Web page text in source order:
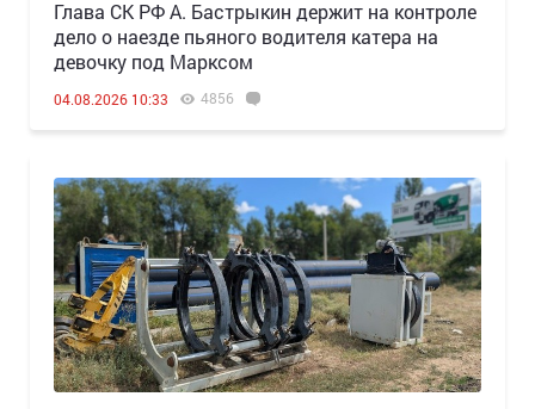
Глава СК РФ А. Бастрыкин держит на контроле
дело о наезде пьяного водителя катера на
девочку под Марксом
04.08.2026 10:33 4856